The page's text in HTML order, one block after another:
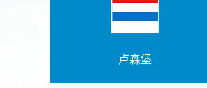
卢森堡